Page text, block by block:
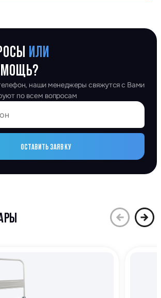
ИЛИ
наши менеджеры свяжутся с Вами
по всем вопросам
ОСТАВИТЬ ЗАЯВКУ